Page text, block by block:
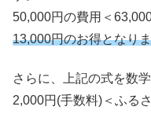
50,000円の費用＜
13,000円のお得となり
さらに、上記の式を数
2,000円(手数料)＜ふる